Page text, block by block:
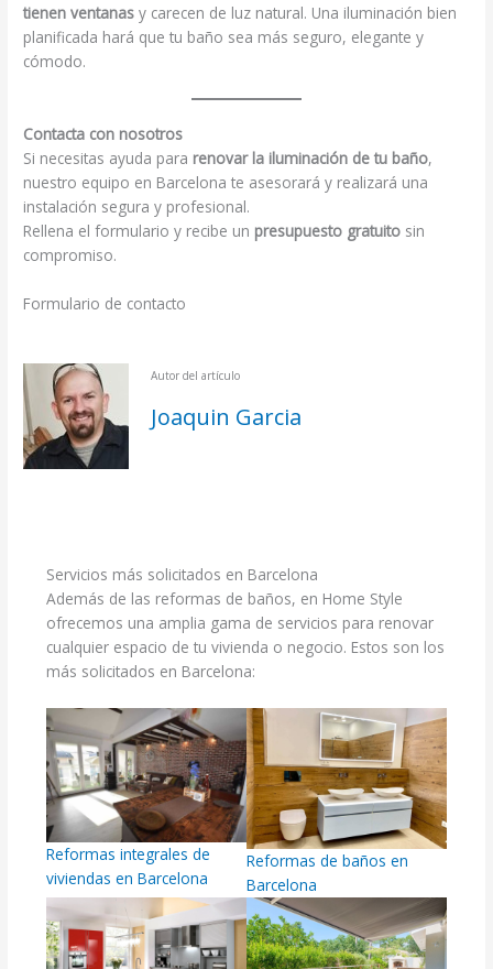
tienen ventanas y carecen de luz natural. Una iluminación bien
planificada hará que tu baño sea más seguro, elegante y
cómodo.
Contacta con nosotros
Si necesitas ayuda para renovar la iluminación de tu baño,
nuestro equipo en Barcelona te asesorará y realizará una
instalación segura y profesional.
Rellena el formulario y recibe un presupuesto gratuito sin
compromiso.
Formulario de contacto
Autor del artículo
Joaquin Garcia
Servicios más solicitados en Barcelona
Además de las reformas de baños, en Home Style
ofrecemos una amplia gama de servicios para renovar
cualquier espacio de tu vivienda o negocio. Estos son los
más solicitados en Barcelona:
Reformas integrales de
viviendas en Barcelona
Reformas de baños en
Barcelona